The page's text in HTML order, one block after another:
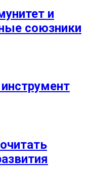
и
союзники